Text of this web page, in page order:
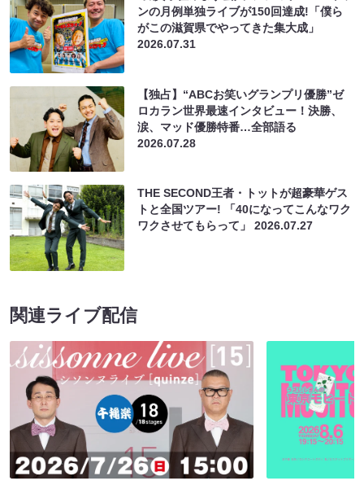
ンの月例単独ライブが150回達成!「僕ら
がこの滋賀県でやってきた集大成」
2026.07.31
【独占】“ABCお笑いグランプリ優勝”ゼ
ロカラン世界最速インタビュー！決勝、
涙、マッド優勝特番…全部語る
2026.07.28
THE SECOND王者・トットが超豪華ゲス
トと全国ツアー! 「40になってこんなワク
ワクさせてもらって」2026.07.27
関連ライブ配信